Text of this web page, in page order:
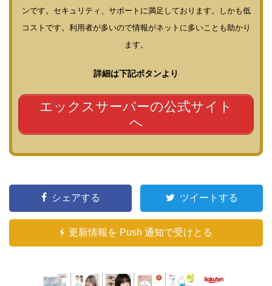
ンです。セキュリティ、サポートに満足しております。しかも低
コストです。利用者が多いので情報がネットに多いことも助かり
ます。
詳細は下記ボタンより
エックスサーバーの公式サイト
へ
シェアする ツイートする
更新情報を Push 通知で受けとる